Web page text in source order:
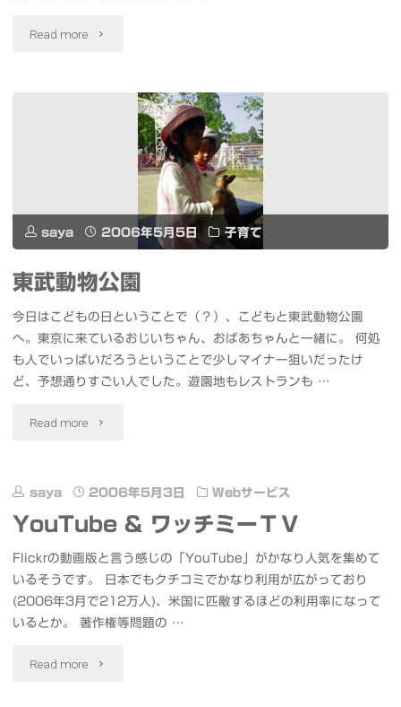
Read more "Final
リ
ア"
saya 2006年5月5日 子育て
東武動物公園
今日はこどもの日ということで（？）、こどもと東武動物公園
へ。東京に来ているおじいちゃん、おばあちゃんと一緒に。 何処
も人でいっぱいだろうということで少しマイナー狙いだったけ
ど、予想通りすごい人でした。遊園地もレストランも …
Read more "東
動
物
公
園"
saya 2006年5月3日 Webサービス
YouTube & ワッチミーＴＶ
Flickrの動画版と言う感じの「YouTube」がかなり人気を集めて
いるそうです。 日本でもクチコミでかなり利用が広がっており
(2006年3月で212万人)、米国に匹敵するほどの利用率になって
いるとか。 著作権等問題の …
Read more "YouTube